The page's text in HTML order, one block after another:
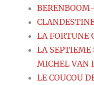
LA FORTUNE
LA SEPTIEME
MICHEL VAN
LE COUCOU